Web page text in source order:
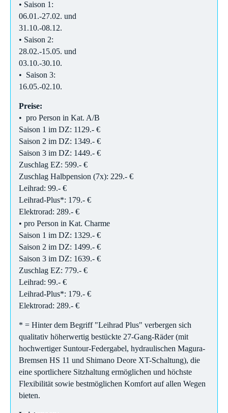
• Saison 1:
06.01.-27.02. und
31.10.-08.12.
• Saison 2:
28.02.-15.05. und
03.10.-30.10.
• Saison 3:
16.05.-02.10.
Preise:
• pro Person in Kat. A/B
Saison 1 im DZ: 1129.- €
Saison 2 im DZ: 1349.- €
Saison 3 im DZ: 1449.- €
Zuschlag EZ: 599.- €
Zuschlag Halbpension (7x): 229.- €
Leihrad: 99.- €
Leihrad-Plus*: 179.- €
Elektrorad: 289.- €
• pro Person in Kat. Charme
Saison 1 im DZ: 1329.- €
Saison 2 im DZ: 1499.- €
Saison 3 im DZ: 1639.- €
Zuschlag EZ: 779.- €
Leihrad: 99.- €
Leihrad-Plus*: 179.- €
Elektrorad: 289.- €
* = Hinter dem Begriff "Leihrad Plus" verbergen sich
qualitativ höherwertig bestückte 27-Gang-Räder (mit
hochwertiger Suntour-Federgabel, hydraulischen Magura-
Bremsen HS 11 und Shimano Deore XT-Schaltung), die
eine sportlichere Sitzhaltung ermöglichen und höchste
Flexibilität sowie bestmöglichen Komfort auf allen Wegen
bieten.